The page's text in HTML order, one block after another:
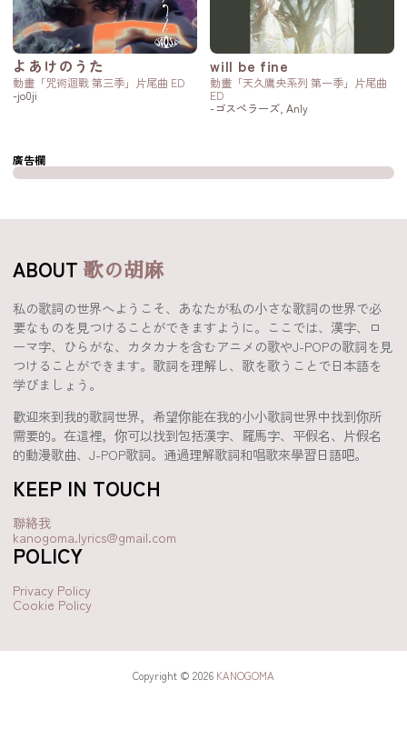
よあけのうた
動畫「咒術迴戰 第三季」片尾曲 ED
-jo0ji
will be fine
動畫「天久鷹央系列 第一季」片尾曲
ED
-ゴスペラーズ, Anly
廣告欄
ABOUT歌の胡麻
私の歌詞の世界へようこそ、あなたが私の小さな歌詞の世界で必
要なものを見つけることができますように。ここでは、漢字、ロ
ーマ字、ひらがな、カタカナを含むアニメの歌やJ-POPの歌詞を見
つけることができます。歌詞を理解し、歌を歌うことで日本語を
学びましょう。
歡迎來到我的歌詞世界，希望你能在我的小小歌詞世界中找到你所
需要的。在這裡，你可以找到包括漢字、羅馬字、平假名、片假名
的動漫歌曲、J-POP歌詞。通過理解歌詞和唱歌來學習日語吧。
KEEP IN TOUCH
聯絡我
kanogoma.lyrics@gmail.com
POLICY
Privacy Policy
Cookie Policy
Copyright © 2026 KANOGOMA